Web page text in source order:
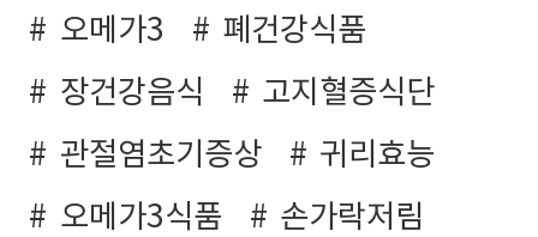
오메가3
폐건강식품
장건강음식
고지혈증식단
관절염초기증상
귀리효능
오메가3식품
손가락저림